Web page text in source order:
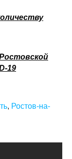
19
, Ростов-на-